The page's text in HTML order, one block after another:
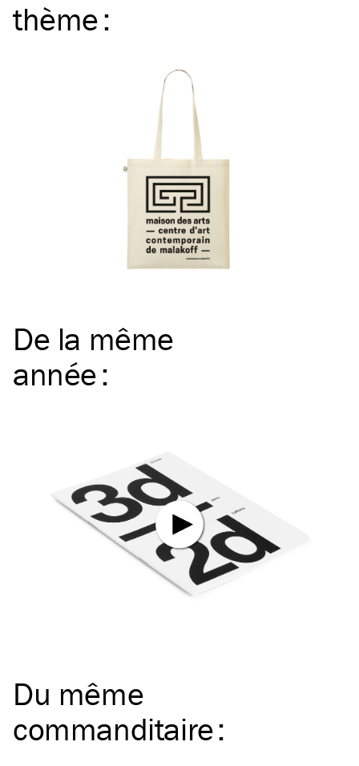
thème:
De la même
année:
Du même
commanditaire: